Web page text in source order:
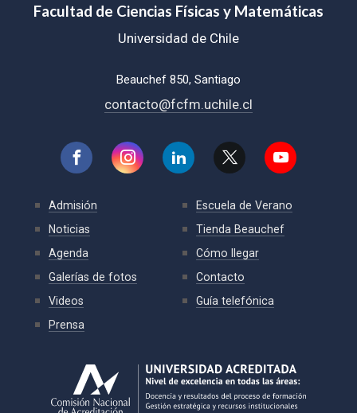
Facultad de Ciencias Físicas y Matemáticas
Universidad de Chile
Beauchef 850, Santiago
contacto@fcfm.uchile.cl
Admisión
Noticias
Agenda
Galerías de fotos
Videos
Prensa
Escuela de Verano
Tienda Beauchef
Cómo llegar
Contacto
Guía telefónica